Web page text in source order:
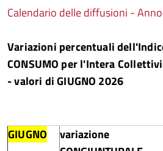
Calendario delle diffusioni -
Variazioni percentuali
CONSUMO per l'Intera
- valori di GIUGNO 2026
GIUGNO
variazione